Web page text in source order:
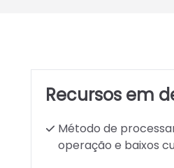
Recursos em
Método de
operação e baixos